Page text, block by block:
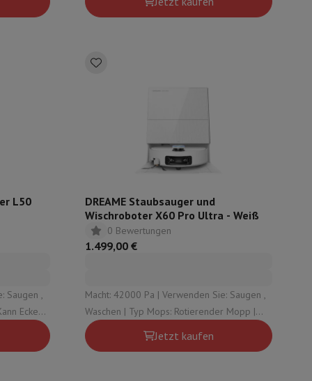
Kopfhörer Noise Cancelling-KopfhörerSport Kopfhörer
L50
Saugen ,
DREAME Staubsauger und
Wischroboter X60 Pro Ultra - Weiß
0 Bewertungen
1.499,00 €
Macht: 42000 Pa | Verwenden Sie: Saugen ,
Waschen | Typ Mops: Rotierender Mopp |
Typ automatische Entleerungsstation:
Sauberes Wasser , Schmutziges Wasser ,
Jetzt kaufen